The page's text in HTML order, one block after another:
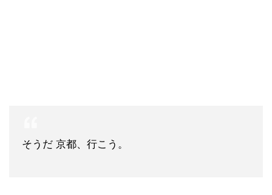
そうだ 京都、行こう。